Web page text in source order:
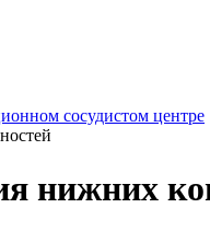
сосудистом центре
нижних